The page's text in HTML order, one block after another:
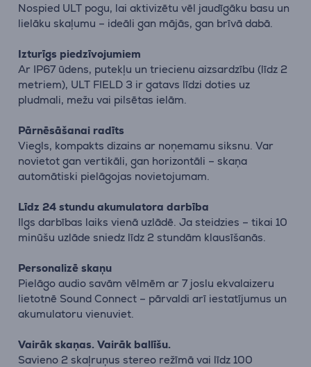
Nospied ULT pogu, lai aktivizētu vēl jaudīgāku basu un
lielāku skaļumu – ideāli gan mājās, gan brīvā dabā.
Izturīgs piedzīvojumiem
Ar IP67 ūdens, putekļu un triecienu aizsardzību (līdz 2
metriem), ULT FIELD 3 ir gatavs līdzi doties uz
pludmali, mežu vai pilsētas ielām.
Pārnēsāšanai radīts
Viegls, kompakts dizains ar noņemamu siksnu. Var
novietot gan vertikāli, gan horizontāli – skaņa
automātiski pielāgojas novietojumam.
Līdz 24 stundu akumulatora darbība
Ilgs darbības laiks vienā uzlādē. Ja steidzies – tikai 10
minūšu uzlāde sniedz līdz 2 stundām klausīšanās.
Personalizē skaņu
Pielāgo audio savām vēlmēm ar 7 joslu ekvalaizeru
lietotnē Sound Connect – pārvaldi arī iestatījumus un
akumulatoru vienuviet.
Vairāk skaņas. Vairāk ballīšu.
Savieno 2 skaļruņus stereo režīmā vai līdz 100